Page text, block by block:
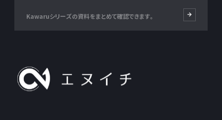
Kawaruシリーズの資料をまとめて確認できます。